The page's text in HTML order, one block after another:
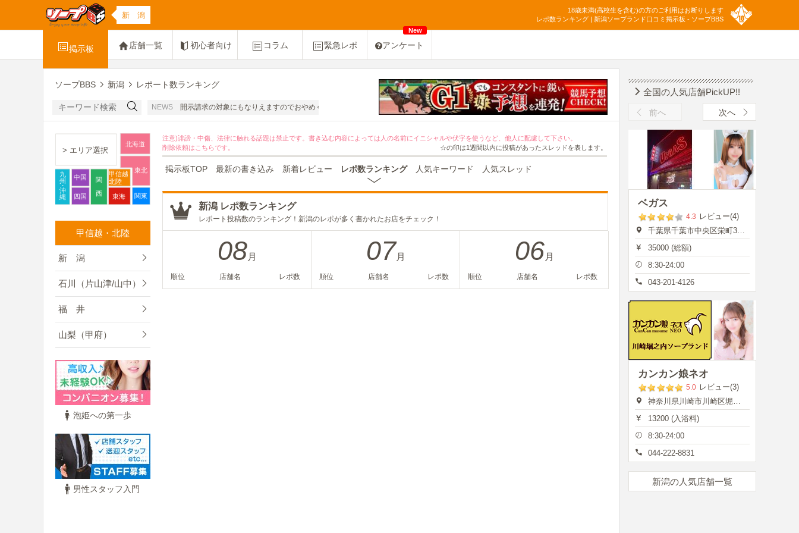
18歳未満(高校生を含む)の方のご利用はお断りします
レポ数ランキング | 新潟ソープランド口コミ掲示板 - ソープBBS
新 潟
掲示板 店舗一覧 初心者向け コラム 緊急レポ アンケート
New
ソープBBS 新潟 レポート数ランキング
NEWS
さんたちの名誉感情を害する書き込みは禁止です。開示請求の対象にもなりえますのでおやめください。
> エリア選択
中国
四国 東海
甲信越
北陸
東北
関東
北海道
九
州
・
沖
縄
関
西
甲信越・北陸
新 潟
石川（片山津/山中）
福 井
山梨（甲府）
泡姫への第一歩
男性スタッフ入門
注意)誹謗・中傷、法律に触れる話題は禁止です。書き込む内容によっては人の名前にイニシャルや伏字を使うなど、他人に配慮して下さい。
削除依頼は こちらです。 ☆の印は1週間以内に投稿があったスレッドを表します。
掲示板TOP 最新の書き込み 新着レビュー レポ数ランキング 人気キーワード 人気スレッド
新潟 レポ数ランキング
レポート投稿数のランキング！新潟のレポが多く書かれたお店をチェック！
08月
順位 店舗名 レポ数
07月
順位 店舗名 レポ数
06月
順位 店舗名 レポ数
全国の人気店舗PickUP!!
前へ 次へ
ベガス
4.3 レビュー(4)
千葉県千葉市中央区栄町35-7
35000 (総額)
8:30-24:00
043-201-4126
カンカン娘ネオ
5.0 レビュー(3)
神奈川県川崎市川崎区堀之内町13
13200 (入浴料)
8:30-24:00
044-222-8831
新潟の人気店舗一覧